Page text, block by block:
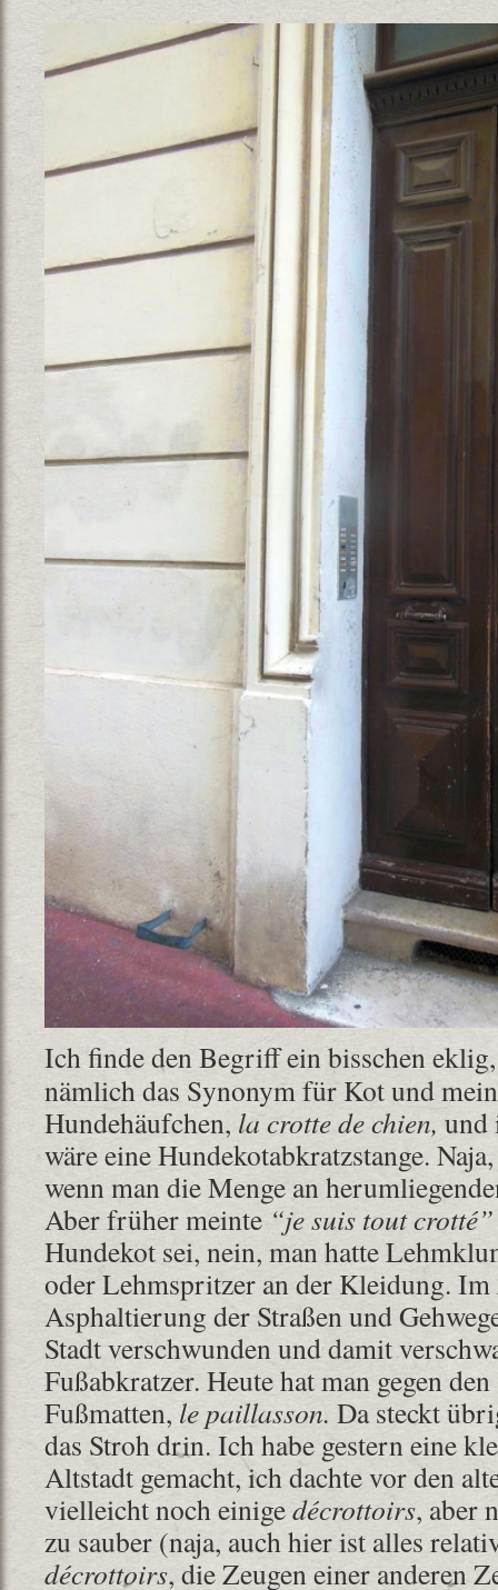
Ich finde den Begriff ein bisschen
nämlich das Synonym für Kot und
Hundehäufchen, la crotte de chien, und
wäre eine Hundekotabkratzstange.
wenn man die Menge an
Aber früher meinte “je suis tout crotté”
Hundekot sei, nein, man hatte
oder Lehmspritzer an der Kleidung. Im
Asphaltierung der Straßen und
Stadt verschwunden und damit
Fußabkratzer. Heute hat man gegen
Fußmatten, le paillasson. Da steckt
das Stroh drin. Ich habe gestern eine
Altstadt gemacht, ich dachte vor den
vielleicht noch einigedécrottoirs, aber
zu sauber (naja, auch hier ist alles
décrottoirs, die Zeugen einer anderen